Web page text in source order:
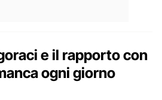
e il rapporto con
ogni giorno